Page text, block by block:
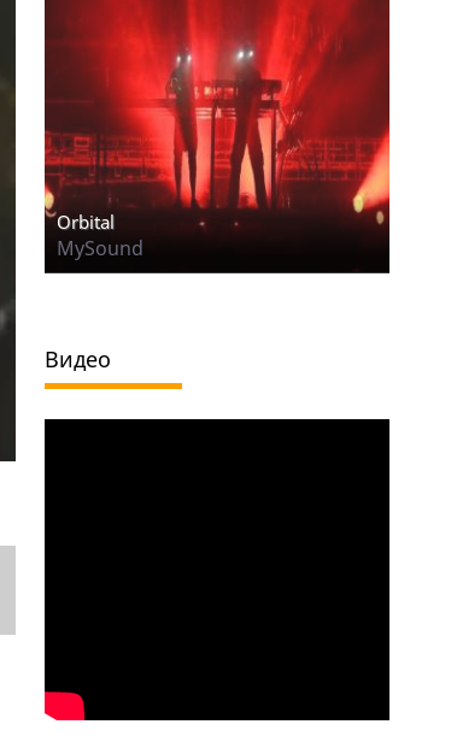
Orbital
MySound
Видео